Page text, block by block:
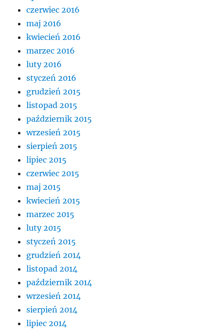
czerwiec 2016
maj 2016
kwiecień 2016
marzec 2016
luty 2016
styczeń 2016
grudzień 2015
listopad 2015
październik 2015
wrzesień 2015
sierpień 2015
lipiec 2015
czerwiec 2015
maj 2015
kwiecień 2015
marzec 2015
luty 2015
styczeń 2015
grudzień 2014
listopad 2014
październik 2014
wrzesień 2014
sierpień 2014
lipiec 2014